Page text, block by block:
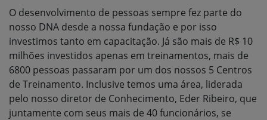
O desenvolvimento de pessoas sempre fez parte do
nosso DNA desde a nossa fundação e por isso
investimos tanto em capacitação. Já são mais de R$ 10
milhões investidos apenas em treinamentos, mais de
6800 pessoas passaram por um dos nossos 5 Centros
de Treinamento. Inclusive temos uma área, liderada
pelo nosso diretor de Conhecimento, Eder Ribeiro, que
juntamente com seus mais de 40 funcionários, se